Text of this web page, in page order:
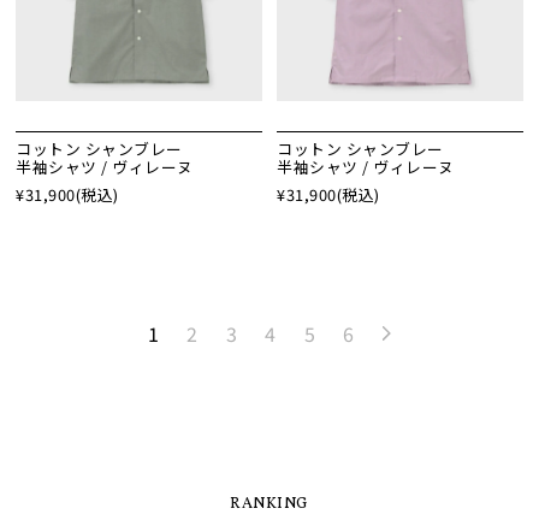
コットン シャンブレー
半袖シャツ / ヴィレーヌ
¥31,900(税込)
コットン シャンブレー
半袖シャツ / ヴィレーヌ
¥31,900(税込)
1 2 3 4 5 6
RANKING